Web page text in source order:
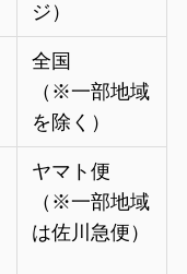
ジ）
全国
（※一部地域
を除く）
ヤマト便
（※一部地域
は佐川急便）